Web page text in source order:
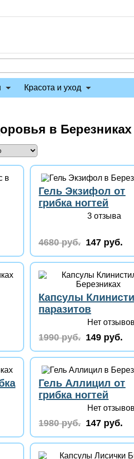
Красота и уход
в Березниках
Гель Экзифол от
грибка ногтей
3 отзыва
4680 руб. 147 руб.
Капсулы
паразитов
Нет отзывов
1990 руб. 149 руб.
Гель Аллицил от
грибка ногтей
Нет отзывов
1980 руб. 147 руб.